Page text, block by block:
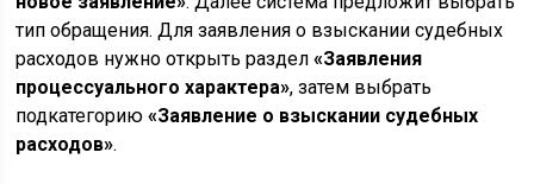
тип обращения. Для заявления о взыскании судебных
расходов нужно открыть раздел«Заявления
процессуального характера», затем выбрать
подкатегорию«Заявление о взыскании судебных
расходов».